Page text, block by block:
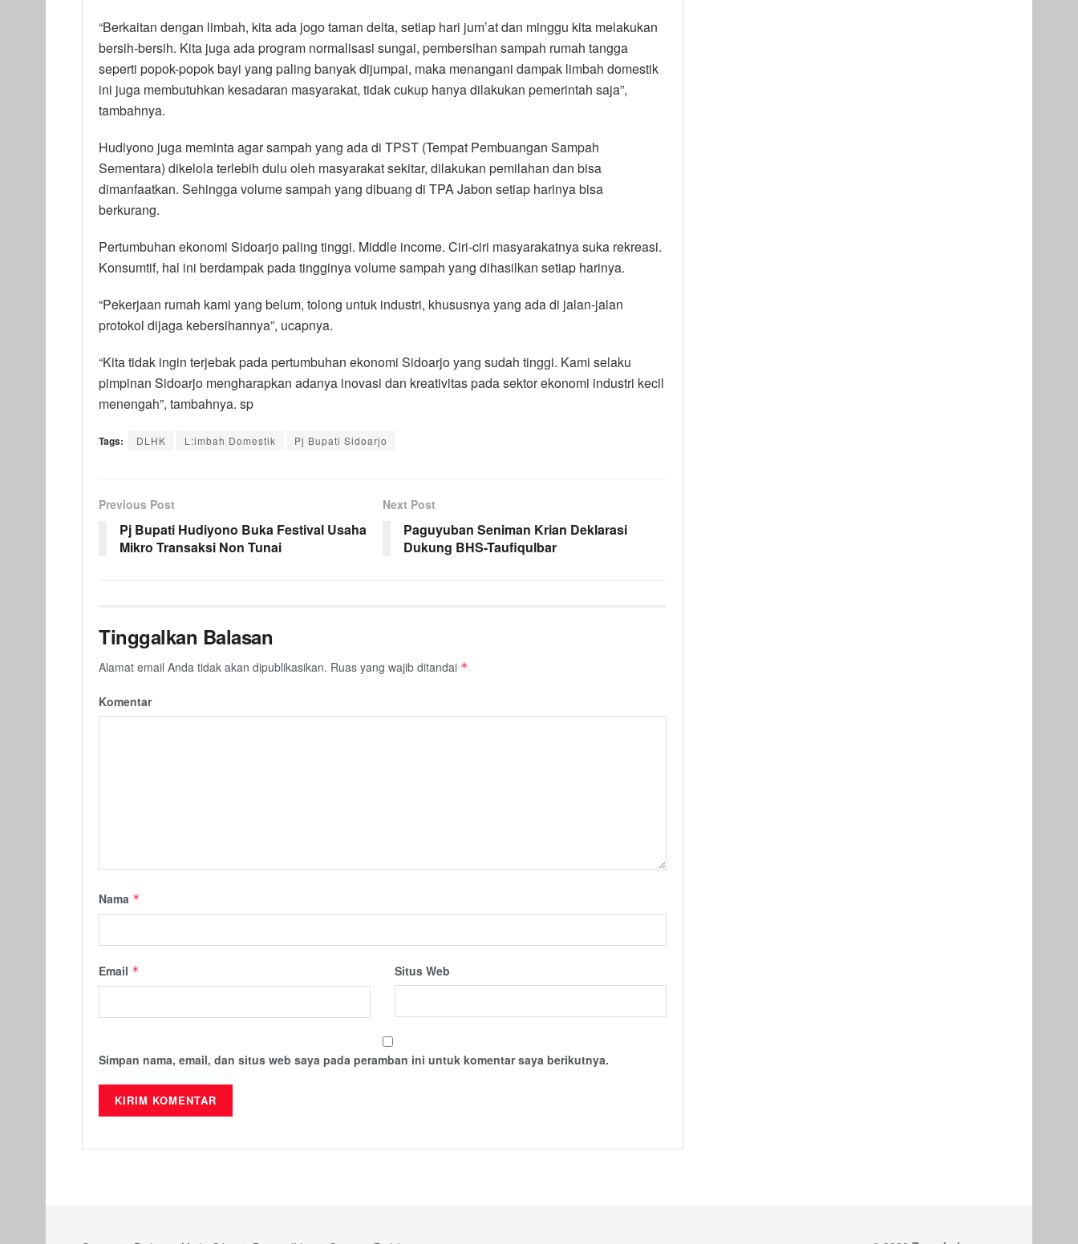
“Berkaitan dengan limbah, kita ada jogo taman delta, setiap hari jum’at dan minggu kita melakukan
bersih-bersih. Kita juga ada program normalisasi sungai, pembersihan sampah rumah tangga
seperti popok-popok bayi yang paling banyak dijumpai, maka menangani dampak limbah domestik
ini juga membutuhkan kesadaran masyarakat, tidak cukup hanya dilakukan pemerintah saja”,
tambahnya.
Hudiyono juga meminta agar sampah yang ada di TPST (Tempat Pembuangan Sampah
Sementara) dikelola terlebih dulu oleh masyarakat sekitar, dilakukan pemilahan dan bisa
dimanfaatkan. Sehingga volume sampah yang dibuang di TPA Jabon setiap harinya bisa
berkurang.
Pertumbuhan ekonomi Sidoarjo paling tinggi. Middle income. Ciri-ciri masyarakatnya suka rekreasi.
Konsumtif, hal ini berdampak pada tingginya volume sampah yang dihasilkan setiap harinya.
“Pekerjaan rumah kami yang belum, tolong untuk industri, khususnya yang ada di jalan-jalan
protokol dijaga kebersihannya”, ucapnya.
“Kita tidak ingin terjebak pada pertumbuhan ekonomi Sidoarjo yang sudah tinggi. Kami selaku
pimpinan Sidoarjo mengharapkan adanya inovasi dan kreativitas pada sektor ekonomi industri kecil
menengah”, tambahnya. sp
Tags: DLHK L:imbah Domestik Pj Bupati Sidoarjo
Previous Post
Pj Bupati Hudiyono Buka Festival Usaha
Mikro Transaksi Non Tunai
Next Post
Paguyuban Seniman Krian Deklarasi
Dukung BHS-Taufiqulbar
Tinggalkan Balasan
Alamat email Anda tidak akan dipublikasikan. Ruas yang wajib ditandai *
Komentar
Nama *
Email * Situs Web
Simpan nama, email, dan situs web saya pada peramban ini untuk komentar saya berikutnya.